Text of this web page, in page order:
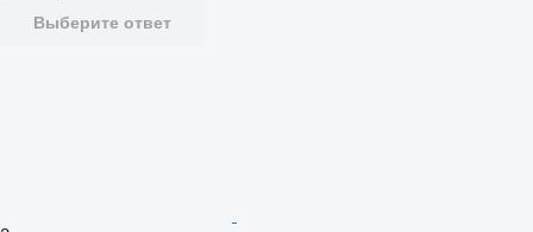
Выберите ответ